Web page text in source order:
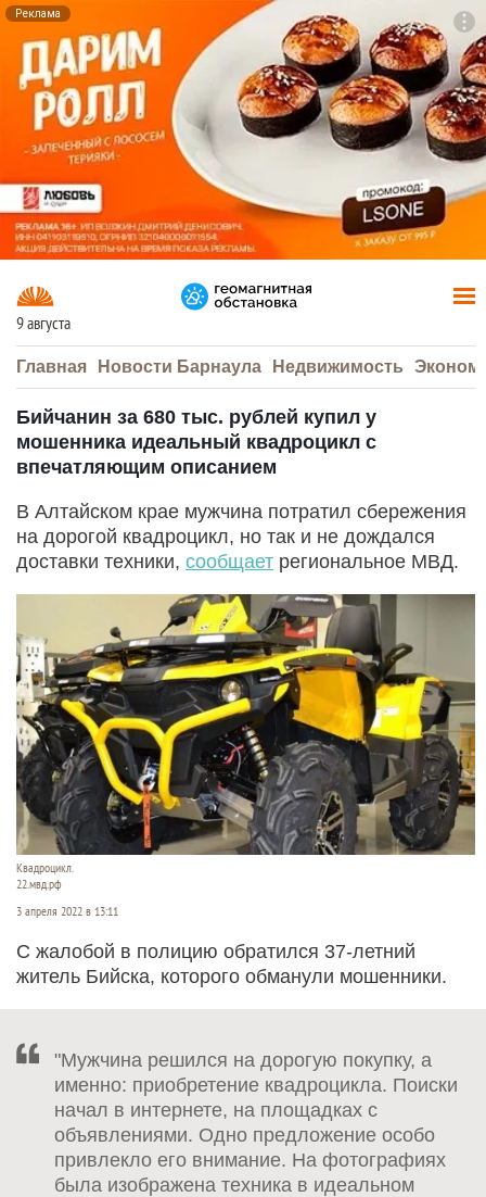
Реклама
9 августа
Главная Новости Барнаула Недвижимость
Бийчанин за 680 тыс. рублей купил у
мошенника идеальный квадроцикл с
впечатляющим описанием
В Алтайском крае мужчина потратил сбережения
на дорогой квадроцикл, но так и не дождался
доставки техники, сообщает региональное МВД.
Квадроцикл.
22.мвд.рф
3 апреля 2022 в 13:11
С жалобой в полицию обратился 37-летний
житель Бийска, которого обманули мошенники.
"Мужчина решился на дорогую покупку, а
именно: приобретение квадроцикла. Поиски
начал в интернете, на площадках с
объявлениями. Одно предложение особо
привлекло его внимание. На фотографиях
была изображена техника в идеальном